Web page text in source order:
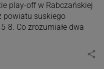
play-off w Rabczańskiej
powiatu suskiego
8. Co zrozumiałe dwa
share